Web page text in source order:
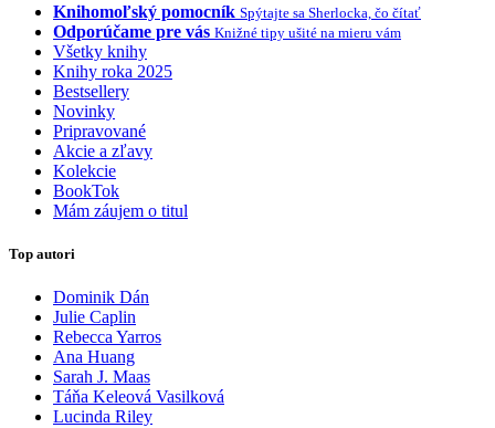
Knihomoľský pomocník Spýtajte sa Sherlocka, čo čítať
Odporúčame pre vás Knižné tipy ušité na mieru vám
Všetky knihy
Knihy roka 2025
Bestsellery
Novinky
Pripravované
Akcie a zľavy
Kolekcie
BookTok
Mám záujem o titul
Top autori
Dominik Dán
Julie Caplin
Rebecca Yarros
Ana Huang
Sarah J. Maas
Táňa Keleová Vasilková
Lucinda Riley